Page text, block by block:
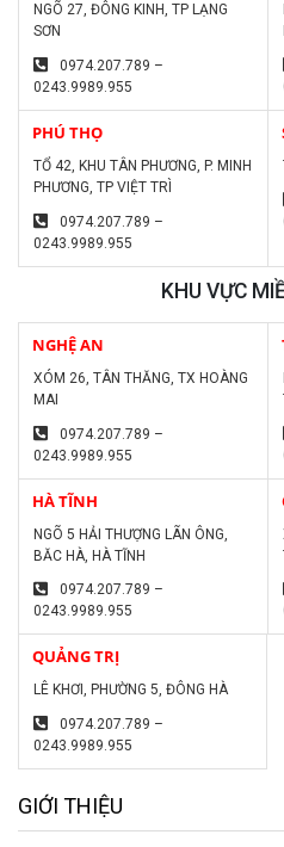
NGÕ 27, ĐÔNG KINH, TP LẠNG
SƠN
0974.207.789 –
0243.9989.955
PHÚ THỌ
TỔ 42, KHU TÂN PHƯƠNG, P. MINH
PHƯƠNG, TP VIỆT TRÌ
0974.207.789 –
0243.9989.955
KHU VỰC
NGHỆ AN
XÓM 26, TÂN THĂNG, TX HOÀNG
MAI
0974.207.789 –
0243.9989.955
HÀ TĨNH
NGÕ 5 HẢI THƯỢNG LÃN ÔNG,
BĂC HÀ, HÀ TĨNH
0974.207.789 –
0243.9989.955
QUẢNG TRỊ
LÊ KHƠI, PHƯỜNG 5, ĐÔNG HÀ
0974.207.789 –
0243.9989.955
GIỚI THIỆU